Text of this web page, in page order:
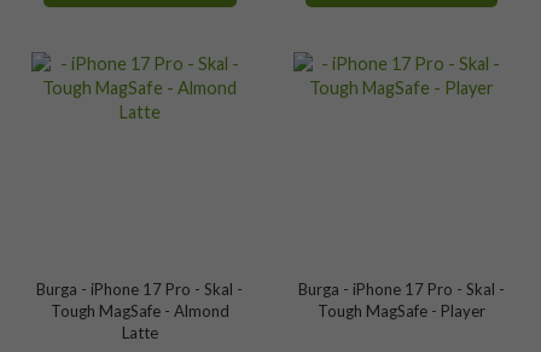
Burga - iPhone 17 Pro - Skal -
Tough MagSafe - Almond
Latte
Burga - iPhone 17 Pro - Skal -
Tough MagSafe - Player